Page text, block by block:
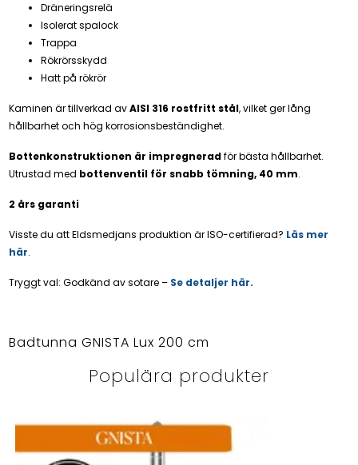
Dräneringsrelä
Isolerat spalock
Trappa
Rökrörsskydd
Hatt på rökrör
Kaminen är tillverkad avAISI 316 rostfritt stål, vilket ger lång
hållbarhet och hög korrosionsbeständighet.
Bottenkonstruktionen är impregneradför bästa hållbarhet.
Utrustad med bottenventil för snabb tömning, 40 mm.
2 års garanti
Visste du att Eldsmedjans produktion är ISO-certifierad? Läs mer
här.
Tryggt val: Godkänd av sotare – Se detaljer här.
Badtunna GNISTA Lux 200 cm
Populära produkter